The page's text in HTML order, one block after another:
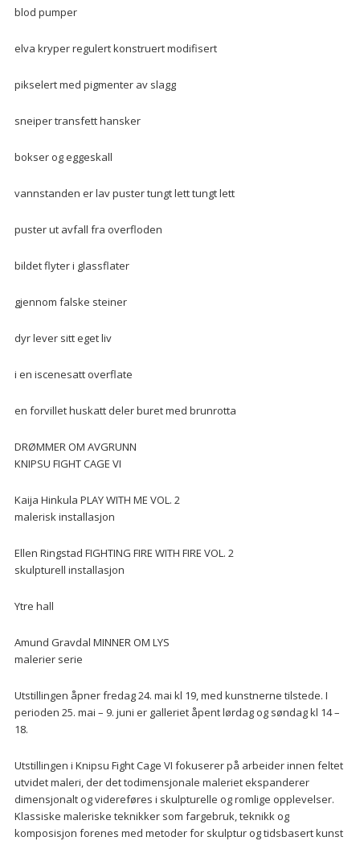
blod pumper
elva kryper regulert konstruert modifisert
pikselert med pigmenter av slagg
sneiper transfett hansker
bokser og eggeskall
vannstanden er lav puster tungt lett tungt lett
puster ut avfall fra overfloden
bildet flyter i glassflater
gjennom falske steiner
dyr lever sitt eget liv
i en iscenesatt overflate
en forvillet huskatt deler buret med brunrotta
DRØMMER OM AVGRUNN
KNIPSU FIGHT CAGE VI
Kaija Hinkula PLAY WITH ME VOL. 2
malerisk installasjon
Ellen Ringstad FIGHTING FIRE WITH FIRE VOL. 2
skulpturell installasjon
Ytre hall
Amund Gravdal MINNER OM LYS
malerier serie
Utstillingen åpner fredag 24. mai kl 19, med kunstnerne tilstede. I
perioden 25. mai – 9. juni er galleriet åpent lørdag og søndag kl 14 –
18.
Utstillingen i Knipsu Fight Cage VI fokuserer på arbeider innen feltet
utvidet maleri, der det todimensjonale maleriet ekspanderer
dimensjonalt og videreføres i skulpturelle og romlige opplevelser.
Klassiske maleriske teknikker som fargebruk, teknikk og
komposisjon forenes med metoder for skulptur og tidsbasert kunst